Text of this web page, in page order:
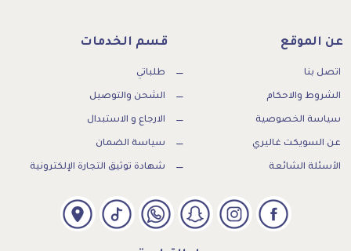
عن الموقع
اتصل بنا
الشروط والاحكام
سياسة الخصوصية
عن السويكت غاليري
الأسئلة الشائعة
قسم الخدمات
طلباتي
الشحن والتوصيل
الارجاع و الاستبدال
سياسة الضمان
شهادة توثيق التجارة الإلكترونية